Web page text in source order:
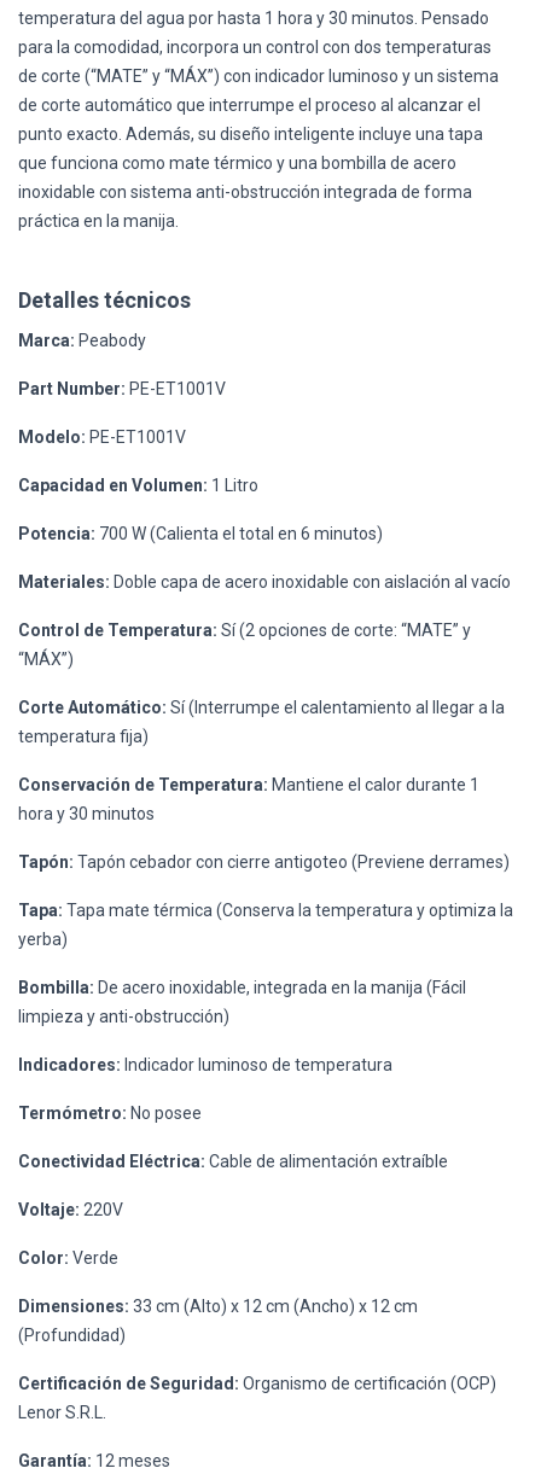
temperatura del agua por hasta 1 hora y 30 minutos. Pensado
para la comodidad, incorpora un control con dos temperaturas
de corte (“MATE” y “MÁX”) con indicador luminoso y un sistema
de corte automático que interrumpe el proceso al alcanzar el
punto exacto. Además, su diseño inteligente incluye una tapa
que funciona como mate térmico y una bombilla de acero
inoxidable con sistema anti-obstrucción integrada de forma
práctica en la manija.
Detalles técnicos
Marca: Peabody
Part Number: PE-ET1001V
Modelo: PE-ET1001V
Capacidad en Volumen: 1 Litro
Potencia: 700 W (Calienta el total en 6 minutos)
Materiales: Doble capa de acero inoxidable con aislación al vacío
Control de Temperatura: Sí (2 opciones de corte: “MATE” y
“MÁX”)
Corte Automático: Sí (Interrumpe el calentamiento al llegar a la
temperatura fija)
Conservación de Temperatura: Mantiene el calor durante 1
hora y 30 minutos
Tapón: Tapón cebador con cierre antigoteo (Previene derrames)
Tapa: Tapa mate térmica (Conserva la temperatura y optimiza la
yerba)
Bombilla: De acero inoxidable, integrada en la manija (Fácil
limpieza y anti-obstrucción)
Indicadores: Indicador luminoso de temperatura
Termómetro: No posee
Conectividad Eléctrica: Cable de alimentación extraíble
Voltaje: 220V
Color: Verde
Dimensiones: 33 cm (Alto) x 12 cm (Ancho) x 12 cm
(Profundidad)
Certificación de Seguridad: Organismo de certificación (OCP)
Lenor S.R.L.
Garantía: 12 meses